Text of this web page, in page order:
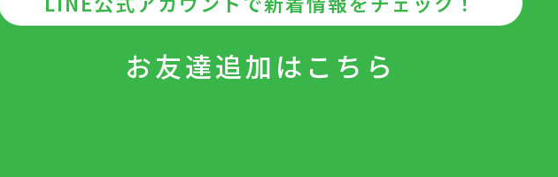
お友達追加は こちら